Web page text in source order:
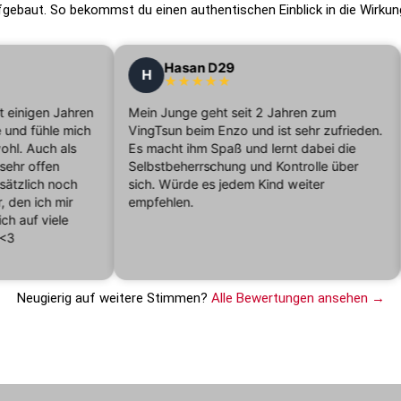
So bekommst du einen authentischen Einblick in die
Jahren
fühle mich
Auch als
offen
noch
ich mir
auf viele
H Hasan D29
★★★★★
Mein Junge geht seit 2 Jahren zum
VingTsun beim Enzo und ist sehr zufrieden.
Es macht ihm Spaß und lernt dabei die
Selbstbeherrschung und Kontrolle über
sich. Würde es jedem Kind weiter
empfehlen.
Neugierig auf weitere Stimmen? Alle Bewertungen ansehen →